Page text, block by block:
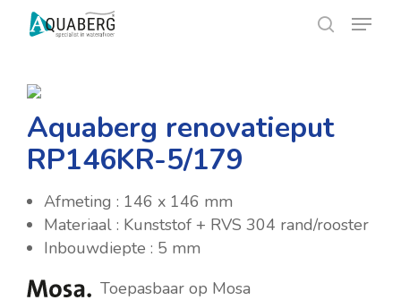
content
Menu
Aquaberg renovatieput
RP146KR-5/179
Afmeting : 146 x 146 mm
Materiaal : Kunststof + RVS 304 rand/rooster
Inbouwdiepte : 5 mm
Toepasbaar op Mosa